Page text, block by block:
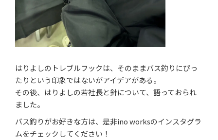
はりよしのトレブルフックは、そのままバス釣りにぴっ
たりという印象ではないがアイデアがある。
その後、はりよしの若社長と針について、語っておられ
ました。
バス釣りがお好きな方は、是非ino worksのインスタグラ
ムをチェックしてください！